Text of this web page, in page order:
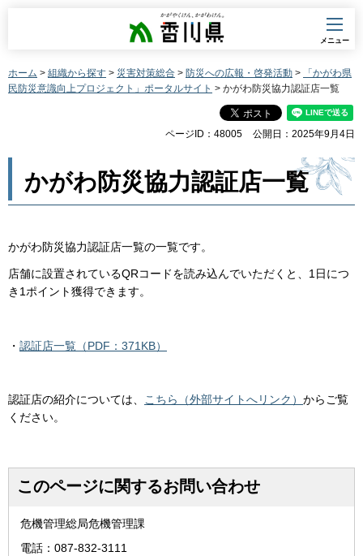
香川県
メニュー
ホーム > 組織から探す > 災害対策総合 > 防災への広報・啓発活動 >
「かがわ県
民防災意識向上プロジェクト」ポータルサイト > かがわ防災協力認証店一覧
ページID：48005 公開日：2025年9月4日
かがわ防災協力認証店一覧
かがわ防災協力認証店一覧の一覧です。
店舗に設置されているQRコードを読み込んでいただくと、1日につ
き1ポイント獲得できます。
・ 認証店一覧（PDF：371KB）
認証店の紹介については、 こちら（外部サイトへリンク） からご覧
ください。
このページに関するお問い合わせ
危機管理総局危機管理課
電話：087-832-3111